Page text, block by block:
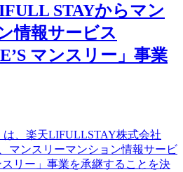
STAYからマン
情報サービス
マンスリー」事業
、楽天LIFULLSTAY株式会社
マンスリーマンション情報サービ
リー」事業を承継することを決